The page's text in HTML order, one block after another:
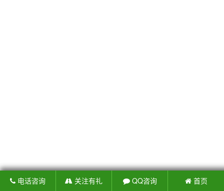
电话咨询 关注有礼 QQ咨询 首页